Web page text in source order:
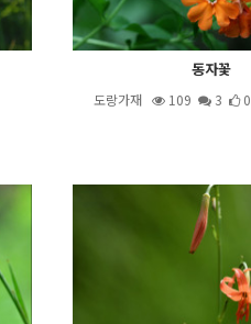
동자꽃
도랑가재 109 3